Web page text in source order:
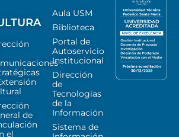
de
el
Aula USM
Biblioteca
Portal de
Autoservicio
Institucional
Dirección
de
Tecnologías
de la
Información
Sistema de